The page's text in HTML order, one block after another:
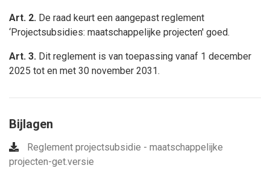
Art. 2. De raad keurt een aangepast reglement
‘Projectsubsidies: maatschappelijke projecten' goed.
Art. 3. Dit reglement is van toepassing vanaf 1 december
2025 tot en met 30 november 2031.
Bijlagen
Reglement projectsubsidie - maatschappelijke
projecten-get.versie